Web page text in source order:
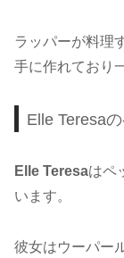
ラッパーが料理
手に作れており
Elle Teresa
Elle Teresaはペ
います。
彼女はウーパー